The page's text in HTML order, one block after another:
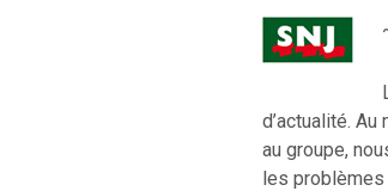
d’actualité.
au groupe,
les problèmes